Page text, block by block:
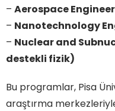
– Aerospace
– Nanotechnology
– Nuclear and
destekli fizik)
Bu programlar, Pisa
araştırma